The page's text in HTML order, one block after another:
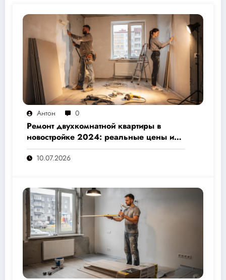
Антон 0
Ремонт двухкомнатной квартиры в
новостройке 2024: реальные цены и
скрытые расходы, которые вам не
назовут подрядчики
10.07.2026